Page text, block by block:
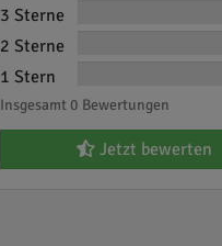
3 Sterne
2 Sterne
1 Stern
Insgesamt 0 Bewertungen
Jetzt bewerten